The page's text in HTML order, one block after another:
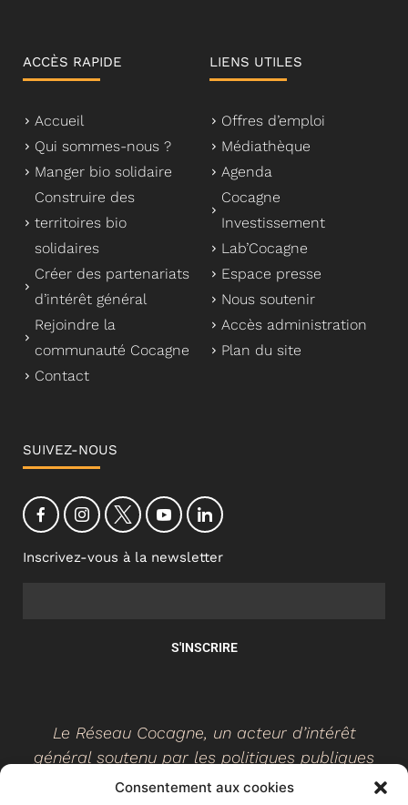
Consentement aux cookies
ACCÈS RAPIDE
Accueil
Qui sommes-nous ?
Manger bio solidaire
Construire des
territoires bio
solidaires
Créer des partenariats
d’intérêt général
Rejoindre la
communauté Cocagne
Contact
LIENS UTILES
Offres d’emploi
Médiathèque
Agenda
Cocagne
Investissement
Lab’Cocagne
Espace presse
Nous soutenir
Accès administration
Plan du site
SUIVEZ-NOUS
Inscrivez-vous à la newsletter
S'INSCRIRE
Le Réseau Cocagne, un acteur d’intérêt
général soutenu par les politiques publiques